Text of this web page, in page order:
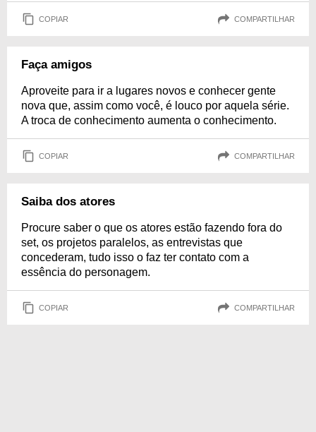
COPIAR COMPARTILHAR
Faça amigos
Aproveite para ir a lugares novos e conhecer gente
nova que, assim como você, é louco por aquela série.
A troca de conhecimento aumenta o conhecimento.
COPIAR COMPARTILHAR
Saiba dos atores
Procure saber o que os atores estão fazendo fora do
set, os projetos paralelos, as entrevistas que
concederam, tudo isso o faz ter contato com a
essência do personagem.
COPIAR COMPARTILHAR